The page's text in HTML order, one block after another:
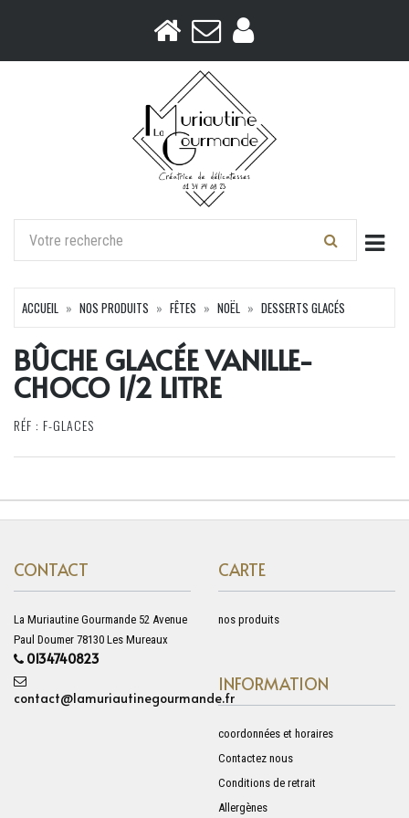
ACCUEIL NOS PRODUITS FÊTES NOËL DESSERTS GLACÉS
BÛCHE GLACÉE VANILLE-
CHOCO 1/2 LITRE
RÉF : F-GLACES
CONTACT
La Muriautine Gourmande 52 Avenue
Paul Doumer 78130 Les Mureaux
0134740823
contact@lamuriautinegourmande.fr
CARTE
nos produits
INFORMATION
coordonnées et horaires
Contactez nous
Conditions de retrait
Allergènes